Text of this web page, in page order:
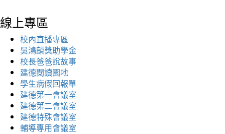
線上專區
校內直播專區
吳鴻麟獎助學金
校長爸爸說故事
建德閱讀園地
學生病假回報單
建德第一會議室
建德第二會議室
建德特殊會議室
輔導專用會議室